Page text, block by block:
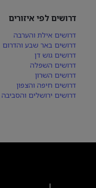
דרושים לפי איזורים
דרושים אילת והערבה
דרושים באר שבע והדרום
דרושים גוש דן
דרושים השפלה
דרושים השרון
דרושים חיפה והצפון
דרושים ירושלים והסביבה